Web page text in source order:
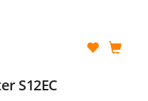
S12EC